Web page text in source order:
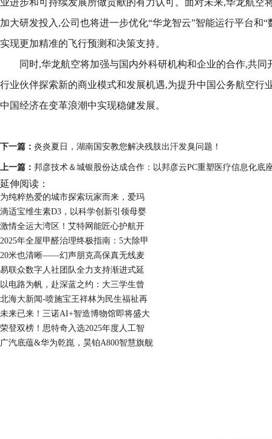
业进步和可持续发展所做贡献的有力认可。面对未来,华龙航空
加大研发投入,公司也将进一步优化“华龙智云”智能运行平台和
实现更加精准的飞行预测和决策支持。
同时,华龙航空将加强与国内外科研机构和企业的合作,共
行业伙伴探索新的商业模式和发展机遇,为提升中国公务航空行
中国经济在变革浪潮中实现稳健发展。
下一篇： 炎炎夏日，湖南国安教您解决残肢出汗发臭问题！
上一篇： 邦彦技术＆城银股份达成合作：以邦彦云PC重塑医疗信息化底
延伸阅读：
为纯粹热爱的城市探索玩家而来，爱玛
滴适宝维生素D3，以科学创新引领母婴
激情全运大湾区！艾特网能匠心护航开
2025年全屋甲醛治理终极指南：5大除甲
20米也清晰——幻声朋克高保真无线麦
易联众数字人社团队全力支持渐进式延
以电路为帆，赴深蓝之约：大三学生曾
北海大新闻-喷施宝王祥林为民生福祉再
未来已来！三诺AI+智造博物馆即将盛大
荣登双榜！思特奇入选2025年度人工智
广汽底蕴&华为乾崑，昊铂A800智慧旗舰